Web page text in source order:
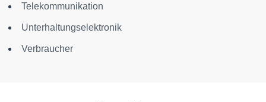
Telekommunikation
Unterhaltungselektronik
Verbraucher